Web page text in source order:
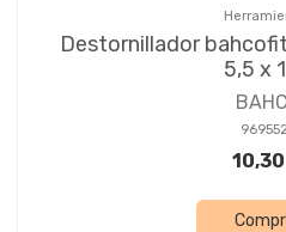
Destornillador
5,5 x